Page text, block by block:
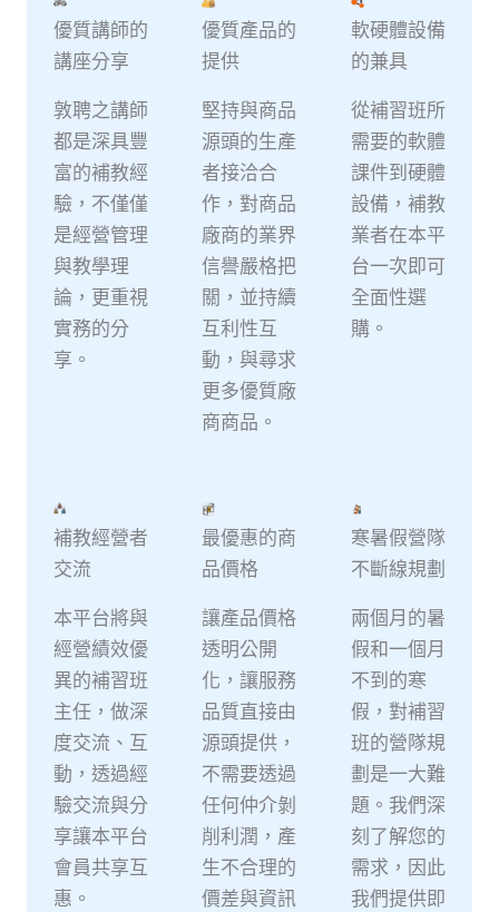
優質講師的
講座分享
敦聘之講師
都是深具豐
富的補教經
驗，不僅僅
是經營管理
與教學理
論，更重視
實務的分
享。
優質產品的
提供
堅持與商品
源頭的生產
者接洽合
作，對商品
廠商的業界
信譽嚴格把
關，並持續
互利性互
動，與尋求
更多優質廠
商商品。
軟硬體設備
的兼具
從補習班所
需要的軟體
課件到硬體
設備，補教
業者在本平
台一次即可
全面性選
購。
補教經營者
交流
本平台將與
經營績效優
異的補習班
主任，做深
度交流、互
動，透過經
驗交流與分
享讓本平台
會員共享互
惠。
最優惠的商
品價格
讓產品價格
透明公開
化，讓服務
品質直接由
源頭提供，
不需要透過
任何仲介剝
削利潤，產
生不合理的
價差與資訊
寒暑假營隊
不斷線規劃
兩個月的暑
假和一個月
不到的寒
假，對補習
班的營隊規
劃是一大難
題。我們深
刻了解您的
需求，因此
我們提供即